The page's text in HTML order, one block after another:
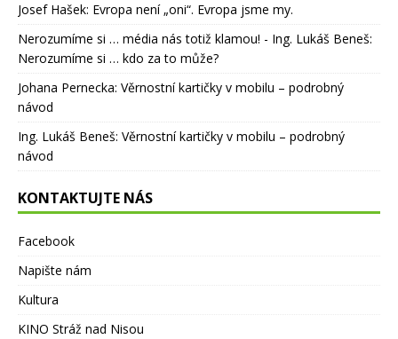
Josef Hašek: Evropa není „oni“. Evropa jsme my.
Nerozumíme si … média nás totiž klamou! - Ing. Lukáš Beneš:
Nerozumíme si … kdo za to může?
Johana Pernecka: Věrnostní kartičky v mobilu – podrobný
návod
Ing. Lukáš Beneš: Věrnostní kartičky v mobilu – podrobný
návod
KONTAKTUJTE NÁS
Facebook
Napište nám
Kultura
KINO Stráž nad Nisou